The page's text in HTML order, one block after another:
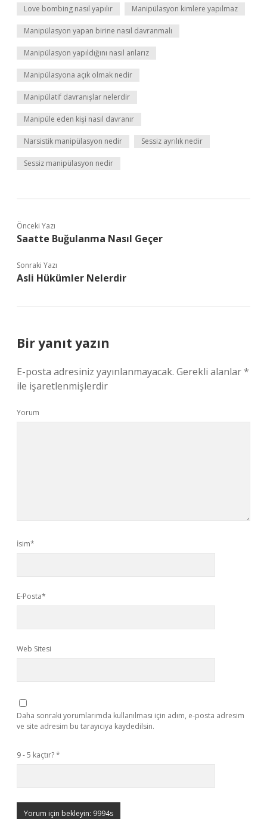
Love bombing nasıl yapılır Manipülasyon kimlere yapılmaz
Manipülasyon yapan birine nasıl davranmalı
Manipülasyon yapıldığını nasıl anlarız
Manipülasyona açık olmak nedir
Manipülatif davranışlar nelerdir
Manipüle eden kişi nasıl davranır
Narsistik manipülasyon nedir Sessiz ayrılık nedir
Sessiz manipülasyon nedir
Önceki Yazı
Saatte Buğulanma Nasıl Geçer
Sonraki Yazı
Asli Hükümler Nelerdir
Bir yanıt yazın
E-posta adresiniz yayınlanmayacak. Gerekli alanlar*
ile işaretlenmişlerdir
Yorum
İsim*
E-Posta*
Web Sitesi
Daha sonraki yorumlarımda kullanılması için adım, e-posta adresim
ve site adresim bu tarayıcıya kaydedilsin.
9 - 5 kaçtır?*